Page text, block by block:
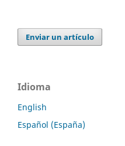
Enviar un artículo
Idioma
English
Español (España)